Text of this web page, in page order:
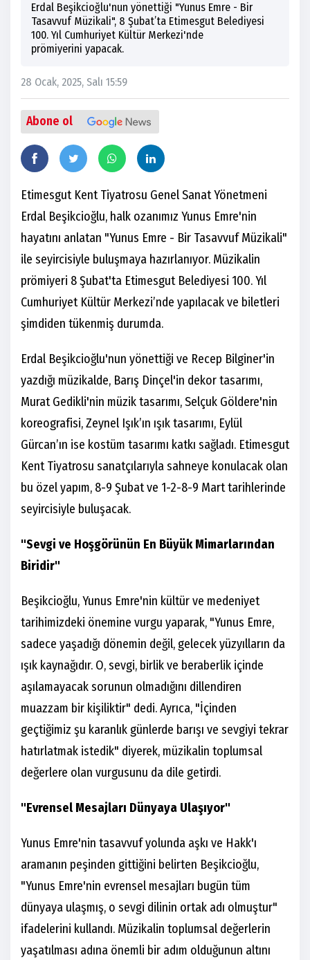
Erdal Beşikcioğlu'nun yönettiği "Yunus Emre - Bir
Tasavvuf Müzikali", 8 Şubat’ta Etimesgut Belediyesi
100. Yıl Cumhuriyet Kültür Merkezi'nde
prömiyerini yapacak.
28 Ocak, 2025, Salı 15:59
Abone ol
Etimesgut Kent Tiyatrosu Genel Sanat Yönetmeni
Erdal Beşikcioğlu, halk ozanımız Yunus Emre'nin
hayatını anlatan "Yunus Emre - Bir Tasavvuf Müzikali"
ile seyircisiyle buluşmaya hazırlanıyor. Müzikalin
prömiyeri 8 Şubat'ta Etimesgut Belediyesi 100. Yıl
Cumhuriyet Kültür Merkezi’nde yapılacak ve biletleri
şimdiden tükenmiş durumda.
Erdal Beşikcioğlu'nun yönettiği ve Recep Bilginer'in
yazdığı müzikalde, Barış Dinçel'in dekor tasarımı,
Murat Gedikli'nin müzik tasarımı, Selçuk Göldere'nin
koreografisi, Zeynel Işık’ın ışık tasarımı, Eylül
Gürcan’ın ise kostüm tasarımı katkı sağladı. Etimesgut
Kent Tiyatrosu sanatçılarıyla sahneye konulacak olan
bu özel yapım, 8-9 Şubat ve 1-2-8-9 Mart tarihlerinde
seyircisiyle buluşacak.
"Sevgi ve Hoşgörünün En Büyük Mimarlarından
Biridir"
Beşikcioğlu, Yunus Emre'nin kültür ve medeniyet
tarihimizdeki önemine vurgu yaparak, "Yunus Emre,
sadece yaşadığı dönemin değil, gelecek yüzyılların da
ışık kaynağıdır. O, sevgi, birlik ve beraberlik içinde
aşılamayacak sorunun olmadığını dillendiren
muazzam bir kişiliktir" dedi. Ayrıca, "İçinden
geçtiğimiz şu karanlık günlerde barışı ve sevgiyi tekrar
hatırlatmak istedik" diyerek, müzikalin toplumsal
değerlere olan vurgusunu da dile getirdi.
"Evrensel Mesajları Dünyaya Ulaşıyor"
Yunus Emre'nin tasavvuf yolunda aşkı ve Hakk'ı
aramanın peşinden gittiğini belirten Beşikcioğlu,
"Yunus Emre'nin evrensel mesajları bugün tüm
dünyaya ulaşmış, o sevgi dilinin ortak adı olmuştur"
ifadelerini kullandı. Müzikalin toplumsal değerlerin
yaşatılması adına önemli bir adım olduğunun altını